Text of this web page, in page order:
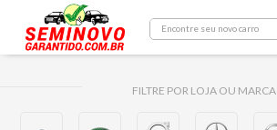
FILTRE POR LOJA OU MARCA